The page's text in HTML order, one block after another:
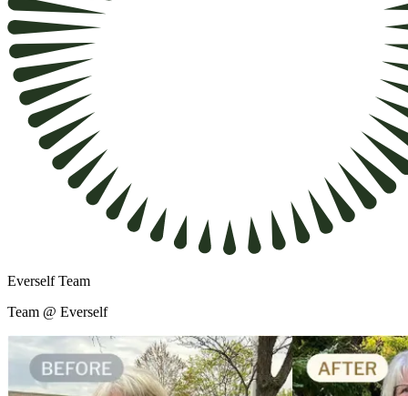
Everself Team
Team @ Everself